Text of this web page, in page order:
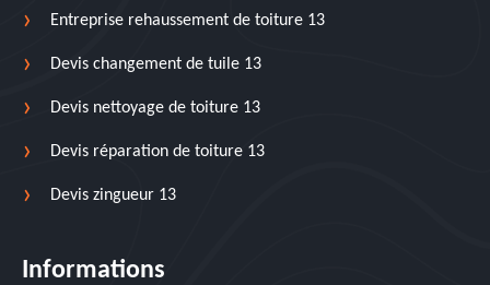
Entreprise rehaussement de toiture 13
Devis changement de tuile 13
Devis nettoyage de toiture 13
Devis réparation de toiture 13
Devis zingueur 13
Informations